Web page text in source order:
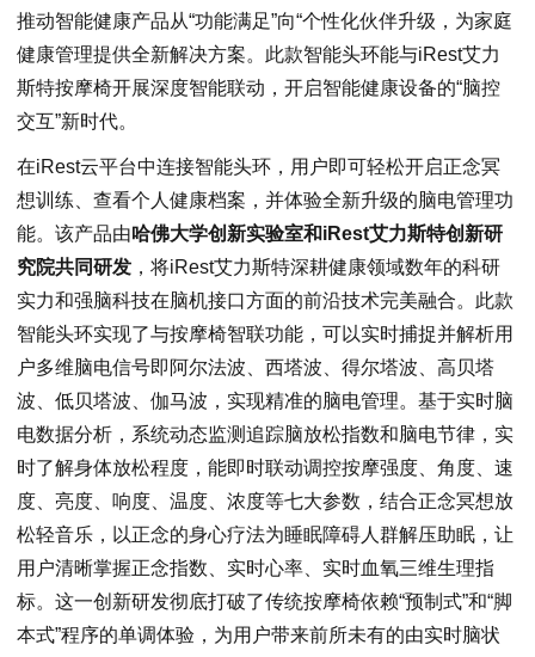
推动智能健康产品从“功能满足”向“个性化伙伴升级，为家庭
健康管理提供全新解决方案。此款智能头环能与iRest艾力
斯特按摩椅开展深度智能联动，开启智能健康设备的“脑控
交互”新时代。
在iRest云平台中连接智能头环，用户即可轻松开启正念冥
想训练、查看个人健康档案，并体验全新升级的脑电管理功
能。该产品由哈佛大学创新实验室和iRest艾力斯特创新研
究院共同研发 ，将iRest艾力斯特深耕健康领域数年的科研
实力和强脑科技在脑机接口方面的前沿技术完美融合。此款
智能头环实现了与按摩椅智联功能，可以实时捕捉并解析用
户多维脑电信号即阿尔法波、西塔波、得尔塔波、高贝塔
波、低贝塔波、伽马波，实现精准的脑电管理。基于实时脑
电数据分析，系统动态监测追踪脑放松指数和脑电节律，实
时了解身体放松程度，能即时联动调控按摩强度、角度、速
度、亮度、响度、温度、浓度等七大参数，结合正念冥想放
松轻音乐，以正念的身心疗法为睡眠障碍人群解压助眠，让
用户清晰掌握正念指数、实时心率、实时血氧三维生理指
标。这一创新研发彻底打破了传统按摩椅依赖“预制式”和“脚
本式”程序的单调体验，为用户带来前所未有的由实时脑状